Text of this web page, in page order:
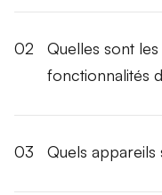
02
Quelles sont
fonctionnalités
03 Quels appareils